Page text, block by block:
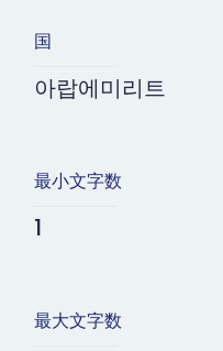
国
아랍에미리트
最小文字数
1
最大文字数